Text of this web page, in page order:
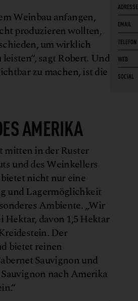
Weinbau anfangen,
produzieren wollten,
um wirklich
sagt Robert. Und
zu machen, ist die
AMERIKA
mitten in der Ruster
und des Weinkellers
nicht nur eine
und Lagermöglichkeit
Ambiente. „Wir
Hektar, davon 1,5 Hektar
Der
bietet reinen
Sauvignon und
nach Amerika
ADRESSE
EMAIL
TELEFON
WEB
SOCIAL